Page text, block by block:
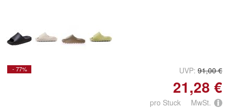
- 77% UVP: 91,00 €
21,28 €
pro Stuck MwSt.